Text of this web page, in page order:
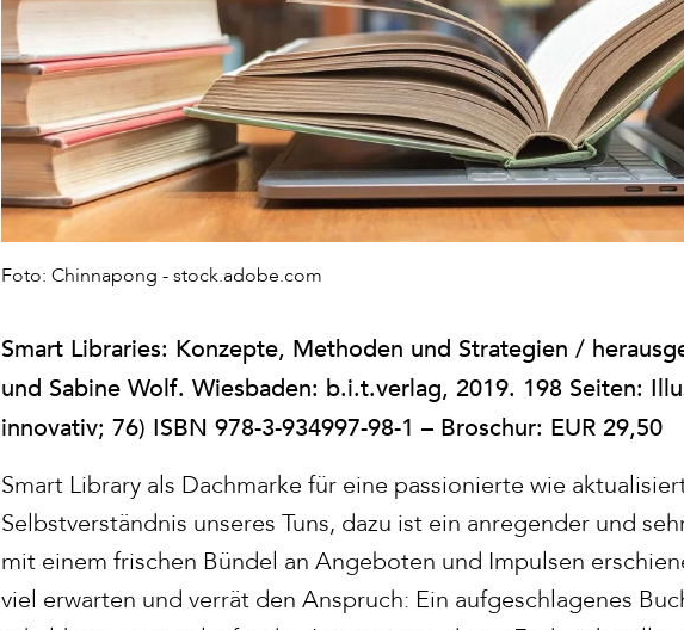
Foto: Chinnapong - stock.adobe.com
Smart Libraries: Konzepte, Methoden und Strategien /
und Sabine Wolf. Wiesbaden: b.i.t.verlag, 2019. 198 Seiten:
innovativ; 76) ISBN 978-3-934997-98-1 – Broschur: EUR 29,50
Smart Library als Dachmarke für eine passionierte wie
Selbstverständnis unseres Tuns, dazu ist ein anregender und
mit einem frischen Bündel an Angeboten und Impulsen
viel erwarten und verrät den Anspruch: Ein aufgeschlagenes